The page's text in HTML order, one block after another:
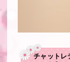
チャットレ